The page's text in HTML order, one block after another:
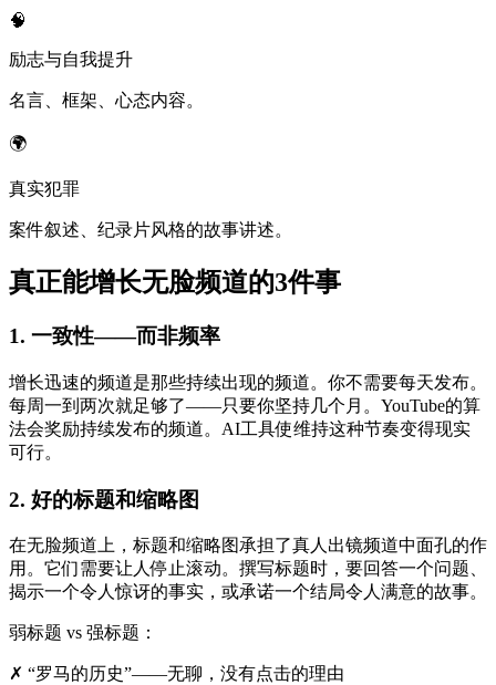
🧠
励志与自我提升
名言、框架、心态内容。
🌍
真实犯罪
案件叙述、纪录片风格的故事讲述。
真正能增长无脸频道的3件事
1. 一致性——而非频率
增长迅速的频道是那些持续出现的频道。你不需要每天发布。
每周一到两次就足够了——只要你坚持几个月。YouTube的算
法会奖励持续发布的频道。AI工具使维持这种节奏变得现实
可行。
2. 好的标题和缩略图
在无脸频道上，标题和缩略图承担了真人出镜频道中面孔的作
用。它们需要让人停止滚动。撰写标题时，要回答一个问题、
揭示一个令人惊讶的事实，或承诺一个结局令人满意的故事。
弱标题 vs 强标题：
✗ “罗马的历史”——无聊，没有点击的理由